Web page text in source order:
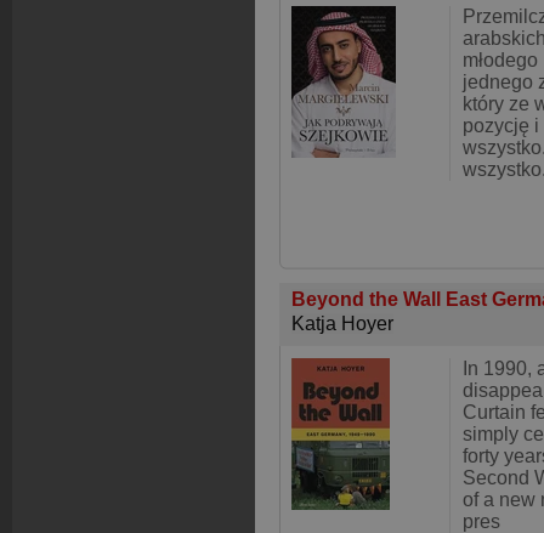
jednego
który ze
pozycję i
Beyond the Wall East
Katja Hoyer
In 1990,
Curtain
simply
forty
Second
of a new
pres